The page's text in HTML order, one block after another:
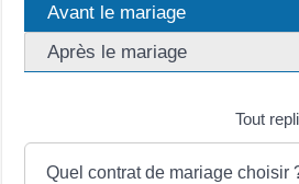
Avant le mariage
Après le mariage
Tout
Quel contrat de mariage choisir